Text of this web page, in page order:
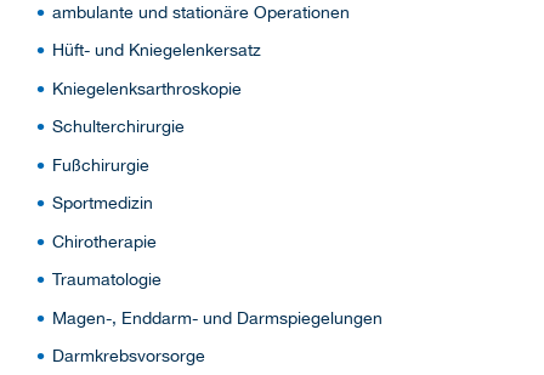
ambulante und stationäre Operationen
Hüft- und Kniegelenkersatz
Kniegelenksarthroskopie
Schulterchirurgie
Fußchirurgie
Sportmedizin
Chirotherapie
Traumatologie
Magen-, Enddarm- und Darmspiegelungen
Darmkrebsvorsorge